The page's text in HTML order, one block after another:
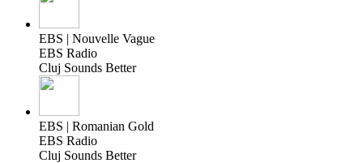
EBS | Nouvelle Vague
EBS Radio
Cluj Sounds Better
EBS | Romanian Gold
EBS Radio
Cluj Sounds Better